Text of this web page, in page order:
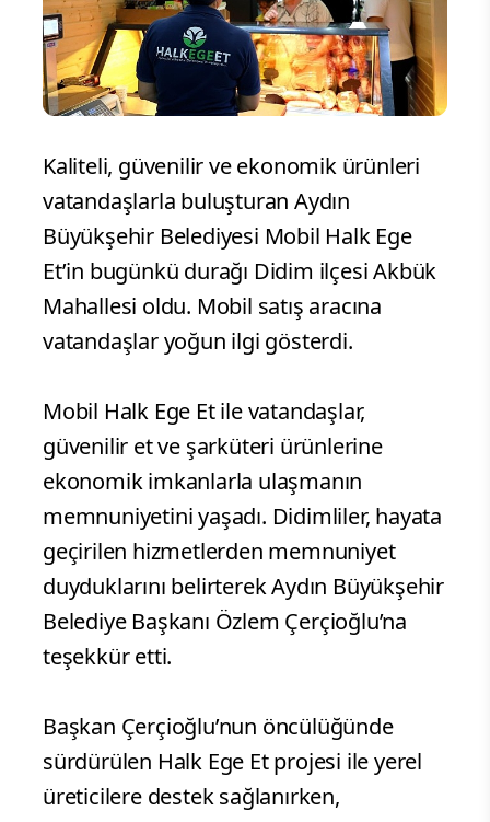
Kaliteli, güvenilir ve ekonomik ürünleri
vatandaşlarla buluşturan Aydın
Büyükşehir Belediyesi Mobil Halk Ege
Et’in bugünkü durağı Didim ilçesi Akbük
Mahallesi oldu. Mobil satış aracına
vatandaşlar yoğun ilgi gösterdi.
Mobil Halk Ege Et ile vatandaşlar,
güvenilir et ve şarküteri ürünlerine
ekonomik imkanlarla ulaşmanın
memnuniyetini yaşadı. Didimliler, hayata
geçirilen hizmetlerden memnuniyet
duyduklarını belirterek Aydın Büyükşehir
Belediye Başkanı Özlem Çerçioğlu’na
teşekkür etti.
Başkan Çerçioğlu’nun öncülüğünde
sürdürülen Halk Ege Et projesi ile yerel
üreticilere destek sağlanırken,